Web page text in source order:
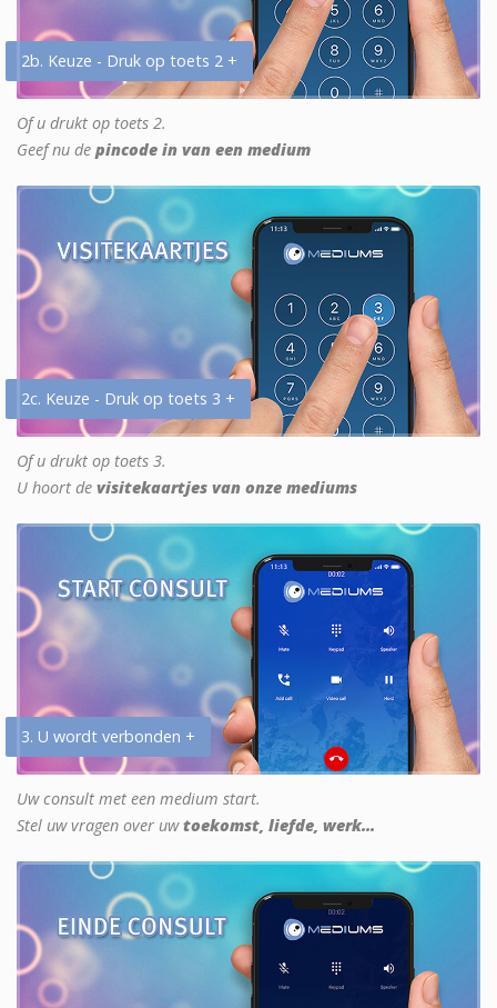
2b. Keuze - Druk op toets 2 +
Of u drukt op toets 2.
Geef nu de pincode in van een medium
2c. Keuze - Druk op toets 3 +
Of u drukt op toets 3.
U hoort de visitekaartjes van onze mediums
3. U wordt verbonden +
Uw consult met een medium start.
Stel uw vragen over uwtoekomst, liefde, werk...